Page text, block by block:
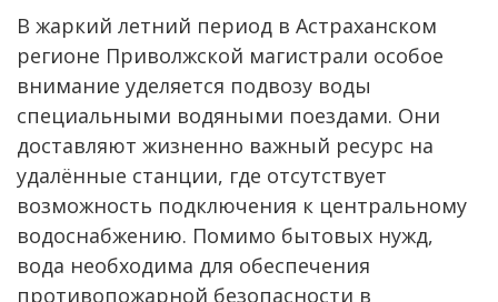
В жаркий летний период в Астраханском
регионе Приволжской магистрали особое
внимание уделяется подвозу воды
специальными водяными поездами. Они
доставляют жизненно важный ресурс на
удалённые станции, где отсутствует
возможность подключения к центральному
водоснабжению. Помимо бытовых нужд,
вода необходима для обеспечения
противопожарной безопасности в